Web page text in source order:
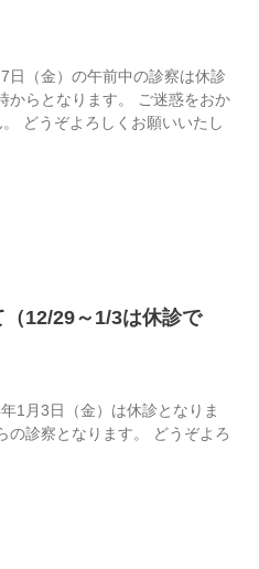
日（金）の午前中の診察は休診
からとなります。 ご迷惑をおか
どうぞよろしくお願いいたし
12/29～1/3は休診で
1月3日（金）は休診となりま
の診察となります。 どうぞよろ